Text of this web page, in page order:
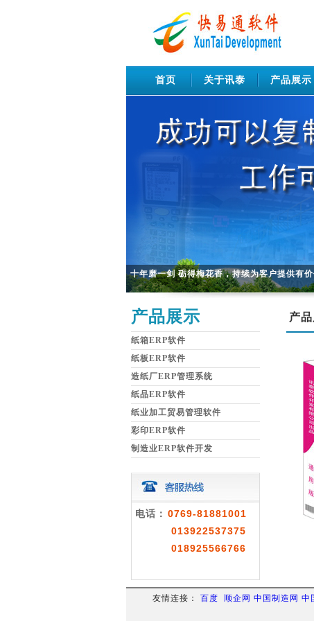
首页 关于讯泰 产品展示
十年磨一剑 砺得梅花香，持续为客户提供有
产品展示
纸箱ERP软件
纸板ERP软件
造纸厂ERP管理系统
纸品ERP软件
纸业加工贸易管理软件
彩印ERP软件
制造业ERP软件开发
电话： 0769-81881001
013922537375
018925566766
产
友情连接： 百度 顺企网 中国制造网 中